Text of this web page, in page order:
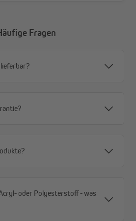
Fragen
oder Polyesterstoff - was